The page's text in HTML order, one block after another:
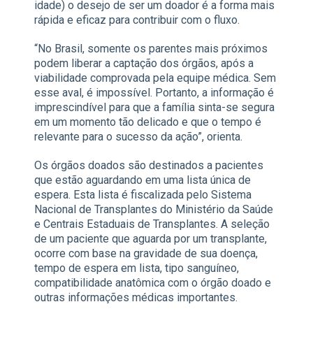
idade) o desejo de ser um doador é a forma mais
rápida e eficaz para contribuir com o fluxo.
“No Brasil, somente os parentes mais próximos
podem liberar a captação dos órgãos, após a
viabilidade comprovada pela equipe médica. Sem
esse aval, é impossível. Portanto, a informação é
imprescindível para que a família sinta-se segura
em um momento tão delicado e que o tempo é
relevante para o sucesso da ação”, orienta.
Os órgãos doados são destinados a pacientes
que estão aguardando em uma lista única de
espera. Esta lista é fiscalizada pelo Sistema
Nacional de Transplantes do Ministério da Saúde
e Centrais Estaduais de Transplantes. A seleção
de um paciente que aguarda por um transplante,
ocorre com base na gravidade de sua doença,
tempo de espera em lista, tipo sanguíneo,
compatibilidade anatômica com o órgão doado e
outras informações médicas importantes.